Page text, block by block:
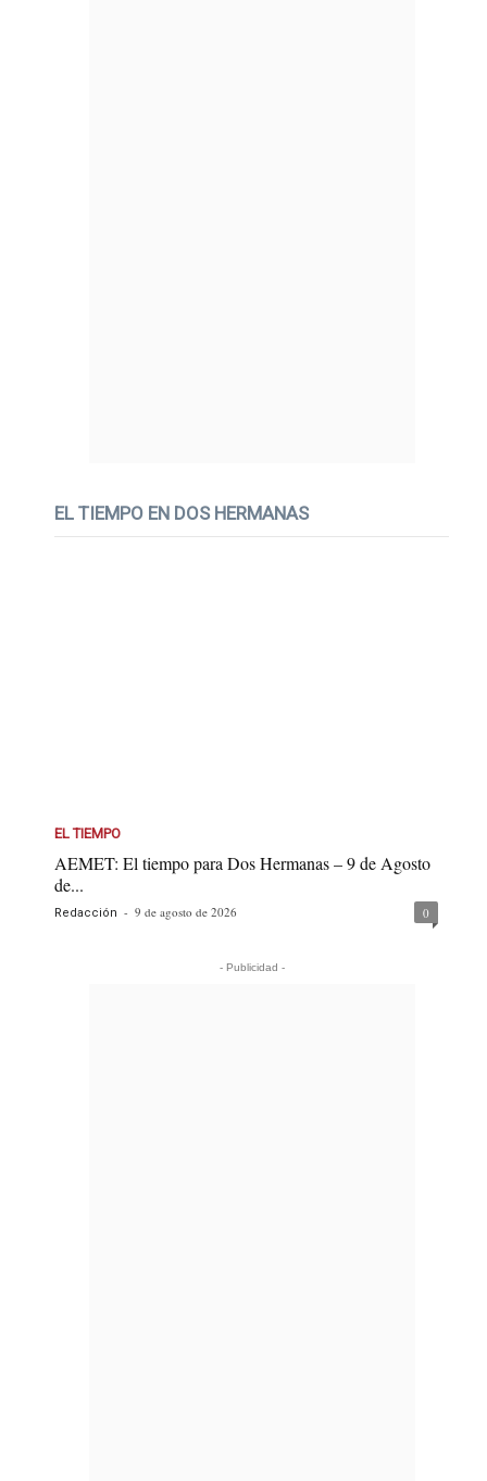
EL TIEMPO EN DOS HERMANAS
EL TIEMPO
AEMET: El tiempo para Dos Hermanas – 9 de Agosto
de...
Redacción - 9 de agosto de 2026 0
- Publicidad -